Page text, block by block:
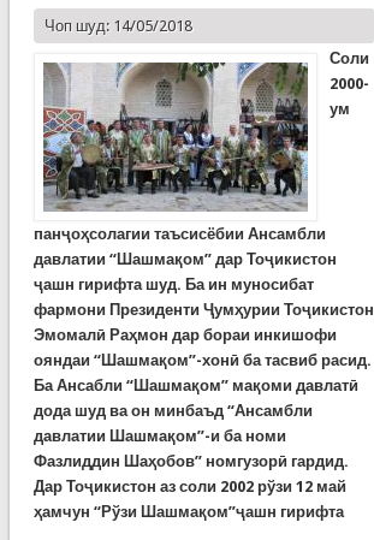
Чоп шуд: 14/05/2018
Соли
2000-
ум
панҷоҳсолагии таъсисёбии Ансамбли
давлатии “Шашмақом” дар Тоҷикистон
ҷашн гирифта шуд. Ба ин муносибат
фармони Президенти Ҷумҳурии Тоҷикистон
Эмомалӣ Раҳмон дар бораи инкишофи
ояндаи “Шашмақом”-хонӣ ба тасвиб расид.
Ба Ансабли “Шашмақом” мақоми давлатӣ
дода шуд ва он минбаъд “Ансамбли
давлатии Шашмақом”-и ба номи
Фазлиддин Шаҳобов” номгузорӣ гардид.
Дар Тоҷикистон аз соли 2002 рўзи 12 май
ҳамчун “Рўзи Шашмақом”ҷашн гирифта